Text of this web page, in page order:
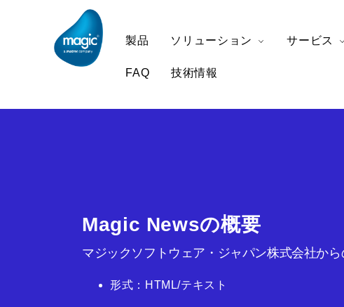
製品 ソリューション サービス
FAQ 技術情報
Magic Newsの概要
マジックソフトウェア・ジャパン株式会社か
形式：HTML/テキスト